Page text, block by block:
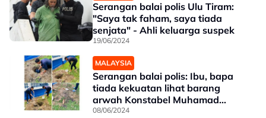
Serangan balai polis Ulu Tiram:
"Saya tak faham, saya tiada
senjata" - Ahli keluarga suspek
19/06/2024
MALAYSIA
Serangan balai polis: Ibu, bapa
tiada kekuatan lihat barang
arwah Konstabel Muhamad
Syafiq
08/06/2024